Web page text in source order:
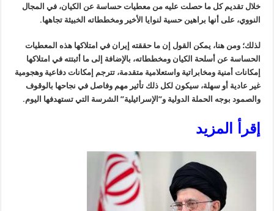
خلال تقديم كل ما حصلت عليه من معطيات حساسة عن الكيان، في المجال
النووي، على أنها براهين حسية لنوايا الأخير ومخططاته الخبيثة تجاهها.
لذلك؛ ومن هنا، يمكن القول إن ما حققته إيران في امتلاكها هذه المعطيات
الحساسة عن أسلحة الكيان ومخططاته، بالإضافة إلى ما أثبتته في امتلاكها
إمكانات أمنية ومخابراتية واستعلامية متقدمة، تترجم إمكانات دفاعية وهجومية
غير عادية أو سهلة، سيكون لكل ذلك تأثير مهم وفاصل في نجاحها بالوقوف
والصمود بوجه الحملة الدولية و”الإسرائيلية” الشرسة التي تستهدفها اليوم.
إقرأ المزيد